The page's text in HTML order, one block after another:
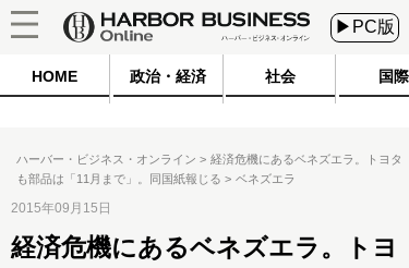
▶PC版
HOME 政治・経済 社会 国際
ハーバー・ビジネス・オンライン
経済危機にあるベネズエラ。トヨタ
も部品は「11月まで」。同国紙報じる
ベネズエラ
2015年09月15日
経済危機にあるベネズエラ。トヨ